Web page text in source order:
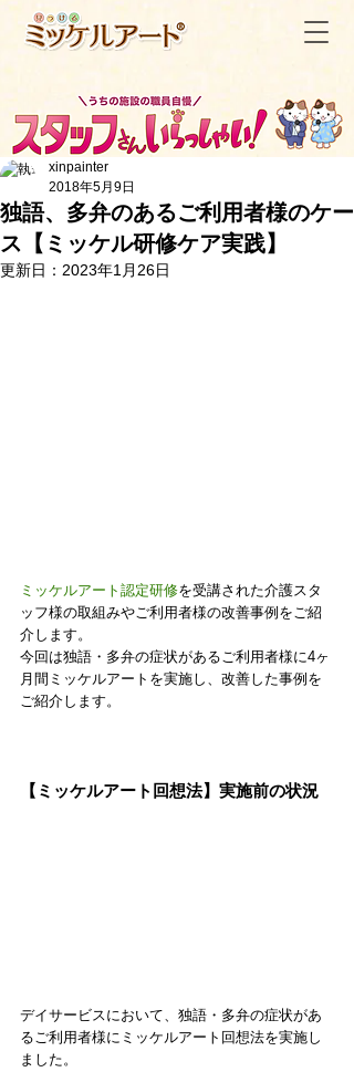
＜記事一覧へ戻る
独語、多弁のあるご利用者様のケー
ス【ミッケル研修ケア実践】
xinpainter
2018年5月9日
更新日： 2023年1月26日
ミッケルアート認定研修を受講された介護スタ
ッフ様の取組みやご利用者様の改善事例をご紹
介します。
今回は独語・多弁の症状があるご利用者様に4ヶ
月間ミッケルアートを実施し、改善した事例を
ご紹介します。
【ミッケルアート回想法】実施前の状況
デイサービスにおいて、独語・多弁の症状があ
るご利用者様にミッケルアート回想法を実施し
ました。​